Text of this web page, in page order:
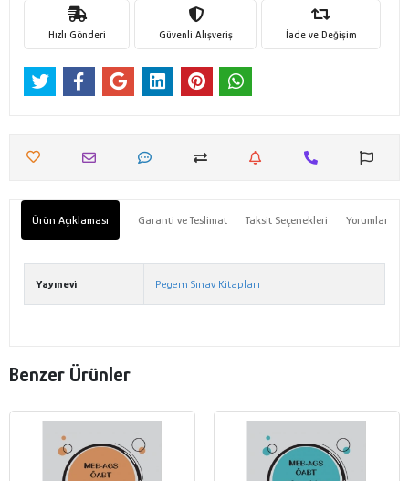
Hızlı Gönderi Güvenli Alışveriş İade ve Değişim
Ürün Açıklaması Garanti ve Teslimat Taksit Seçenekleri Yorumlar
Yayınevi Pegem Sınav Kitapları
Benzer Ürünler